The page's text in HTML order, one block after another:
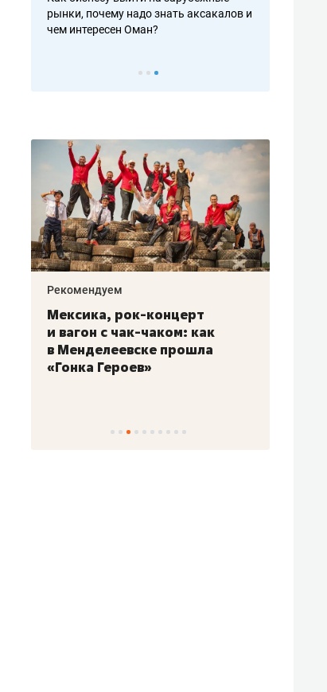
рынки, почему надо знать аксакалов и
чем интересен Оман?
Рекомендуем
Мексика, рок-концерт
и вагон с чак-чаком: как
в Менделеевске прошла
«Гонка Героев»